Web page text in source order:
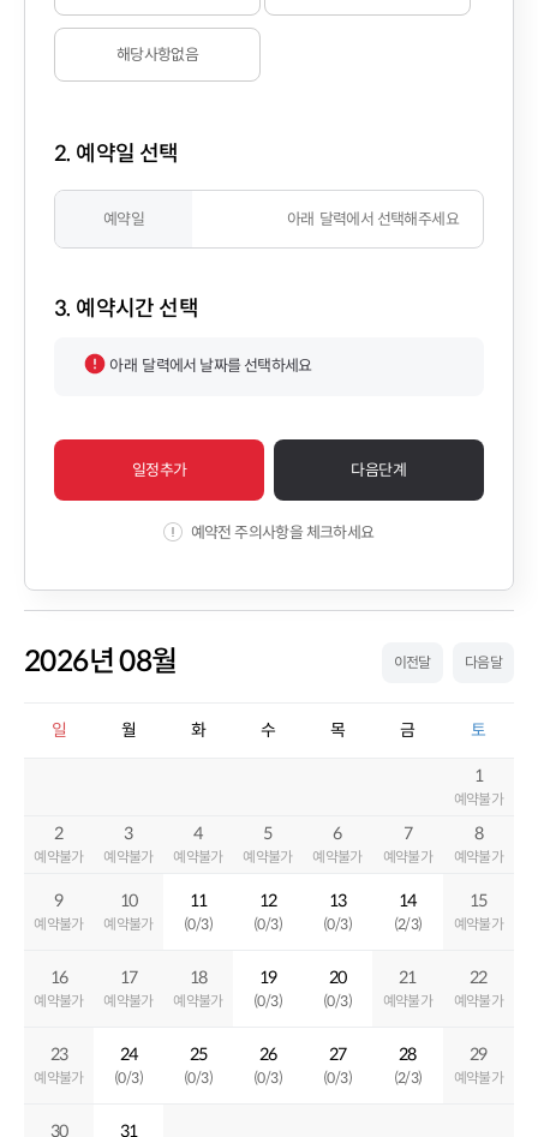
2026년 08월 이전달 다음달
일 월 화 수 목 금 토
1
예약불가
2
예약불가
3
예약불가
4
예약불가
5
예약불가
6
예약불가
7
예약불가
8
예약불가
9
예약불가
10
예약불가
11
(0/3)
12
(0/3)
13
(0/3)
14
(2/3)
15
예약불가
16
예약불가
17
예약불가
18
예약불가
19
(0/3)
20
(0/3)
21
예약불가
22
예약불가
23
예약불가
24
(0/3)
25
(0/3)
26
(0/3)
27
(0/3)
28
(2/3)
29
예약불가
30 31
해당사항없음
2. 예약일 선택
예약일 아래 달력에서 선택해주세요
3. 예약시간 선택
아래 달력에서 날짜를 선택하세요
일정추가 다음단계
예약전 주의사항을 체크하세요